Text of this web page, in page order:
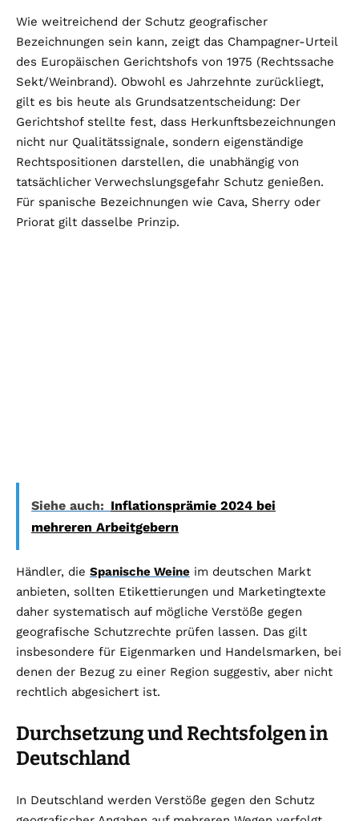
Wie weitreichend der Schutz geografischer
Bezeichnungen sein kann, zeigt das Champagner-Urteil
des Europäischen Gerichtshofs von 1975 (Rechtssache
Sekt/Weinbrand). Obwohl es Jahrzehnte zurückliegt,
gilt es bis heute als Grundsatzentscheidung: Der
Gerichtshof stellte fest, dass Herkunftsbezeichnungen
nicht nur Qualitätssignale, sondern eigenständige
Rechtspositionen darstellen, die unabhängig von
tatsächlicher Verwechslungsgefahr Schutz genießen.
Für spanische Bezeichnungen wie Cava, Sherry oder
Priorat gilt dasselbe Prinzip.
Siehe auch: Inflationsprämie 2024 bei
mehreren Arbeitgebern
Händler, die Spanische Weine im deutschen Markt
anbieten, sollten Etikettierungen und Marketingtexte
daher systematisch auf mögliche Verstöße gegen
geografische Schutzrechte prüfen lassen. Das gilt
insbesondere für Eigenmarken und Handelsmarken, bei
denen der Bezug zu einer Region suggestiv, aber nicht
rechtlich abgesichert ist.
Durchsetzung und Rechtsfolgen in
Deutschland
In Deutschland werden Verstöße gegen den Schutz